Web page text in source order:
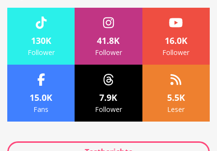
130K
Follower
41.8K
Follower
16.0K
Follower
15.0K
Fans
7.9K
Follower
5.5K
Leser